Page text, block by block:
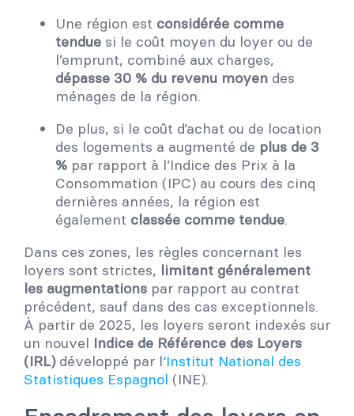
Une région est considérée comme
tenduesi le coût moyen du loyer ou de
l’emprunt, combiné aux charges,
dépasse 30 % du revenu moyendes
ménages de la région.
De plus, si le coût d’achat ou de location
des logements a augmenté de plus de 3
%par rapport à l’Indice des Prix à la
Consommation (IPC) au cours des cinq
dernières années, la région est
également classée comme tendue.
Dans ces zones, les règles concernant les
loyers sont strictes, limitant généralement
les augmentationspar rapport au contrat
précédent, sauf dans des cas exceptionnels.
À partir de 2025, les loyers seront indexés sur
un nouvel Indice de Référence des Loyers
(IRL)développé par l‘Institut National des
Statistiques Espagnol (INE).